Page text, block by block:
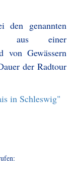
den genannten
aus einer
von Gewässern
der Radtour
in Schleswig"